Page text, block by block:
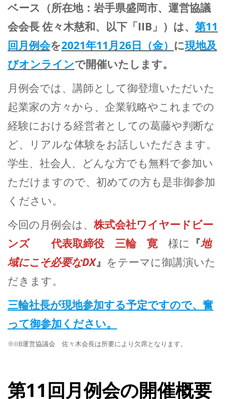
ベース（所在地：岩手県盛岡市、運営協議
会会長 佐々木慈和、以下「IIB」）は、 第11
回月例会を2021年11月26日（金） に現地及
びオンラインで開催いたします。
月例会では、講師として御登壇いただいた
起業家の方々から、企業戦略やこれまでの
経験における経営者としての葛藤や判断な
ど、リアルな体験をお話しいただきます。
学生、社会人、どんな方でも無料で参加い
ただけますので、初めての方も是非御参加
ください。
今回の月例会は、株式会社ワイヤードビー
ンズ
代表取締役 三輪 寛 様に 『地
域にこそ必要なDX』 をテーマに御講演いた
だきます。
三輪社長が現地参加する予定ですので、奮
って御参加ください。
※IIB運営協議会 佐々木会長は所要により欠席となります。
第11回月例会の開催概要